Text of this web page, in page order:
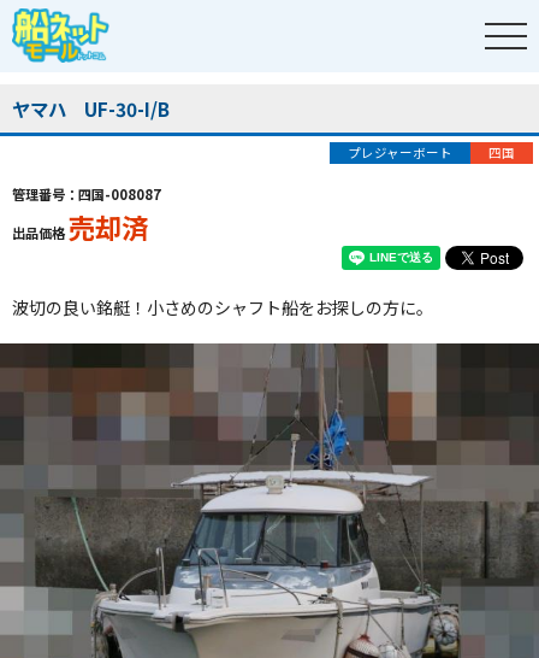
ヤマハ UF-30-I/B
プレジャーボート 四国
管理番号：四国-008087
出品価格売却済
波切の良い銘艇！小さめのシャフト船をお探しの方に。